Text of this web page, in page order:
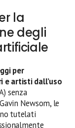
la
degli
per
e artisti dall’uso
senza
Newsom, le
tutelati